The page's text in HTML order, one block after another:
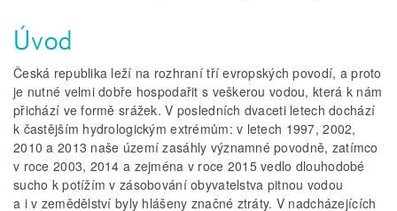
Úvod
Česká republika leží na rozhraní tří evropských povodí, a proto
je nutné velmi dobře hospodařit s veškerou vodou, která k nám
přichází ve formě srážek. V posledních dvaceti letech dochází
k častějším hydrologickým extrémům: v letech 1997, 2002,
2010 a 2013 naše území zasáhly významné povodně, zatímco
v roce 2003, 2014 a zejména v roce 2015 vedlo dlouhodobé
sucho k potížím v zásobování obyvatelstva pitnou vodou
a i v zemědělství byly hlášeny značné ztráty. V nadcházejících